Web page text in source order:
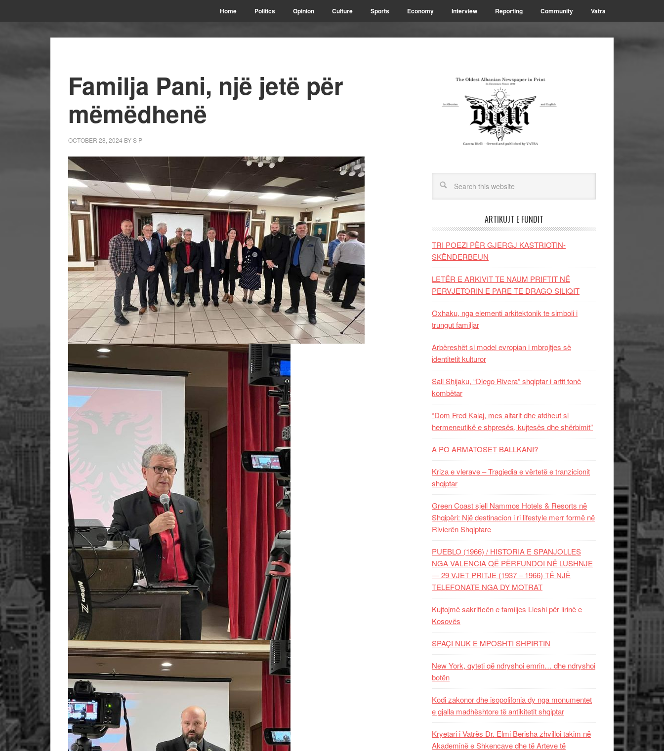
Home Politics Opinion Culture Sports Economy Interview Reporting Community Vatra
Familja Pani, një jetë për
mëmëdhenë
OCTOBER 28, 2024 BYS P
ARTIKUJT E FUNDIT
TRI POEZI PËR GJERGJ KASTRIOTIN-
SKËNDERBEUN
LETËR E ARKIVIT TE NAUM PRIFTIT NË
PERVJETORIN E PARE TE DRAGO SILIQIT
Oxhaku, nga elementi arkitektonik te simboli i
trungut familjar
Arbëreshët si model evropian i mbrojtjes së
identitetit kulturor
Sali Shijaku, “Diego Rivera” shqiptar i artit tonë
kombëtar
“Dom Fred Kalaj, mes altarit dhe atdheut si
hermeneutikë e shpresës, kujtesës dhe shërbimit”
A PO ARMATOSET BALLKANI?
Kriza e vlerave – Tragjedia e vërtetë e tranzicionit
shqiptar
Green Coast sjell Nammos Hotels & Resorts në
Shqipëri: Një destinacion i ri lifestyle merr formë në
Rivierën Shqiptare
PUEBLO (1966) / HISTORIA E SPANJOLLES
NGA VALENCIA QË PËRFUNDOI NË LUSHNJE
— 29 VJET PRITJE (1937 – 1966) TË NJË
TELEFONATE NGA DY MOTRAT
Kujtojmë sakrificën e familjes Lleshi për lirinë e
Kosovës
SPAÇI NUK E MPOSHTI SHPIRTIN
New York, qyteti që ndryshoi emrin… dhe ndryshoi
botën
Kodi zakonor dhe isopolifonia dy nga monumentet
e gjalla madhështore të antikitetit shqiptar
Kryetari i Vatrës Dr. Elmi Berisha zhvilloi takim në
Akademinë e Shkencave dhe të Arteve të